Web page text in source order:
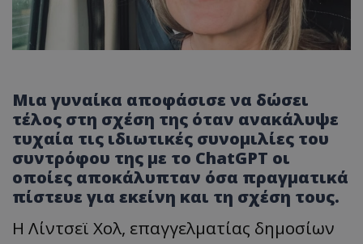
Μια γυναίκα αποφάσισε να δώσει
τέλος στη σχέση της όταν ανακάλυψε
τυχαία τις ιδιωτικές συνομιλίες του
συντρόφου της με το ChatGPT οι
οποίες αποκάλυπταν όσα πραγματικά
πίστευε για εκείνη και τη σχέση τους.
Η Λίντσεϊ Χολ, επαγγελματίας δημοσίων